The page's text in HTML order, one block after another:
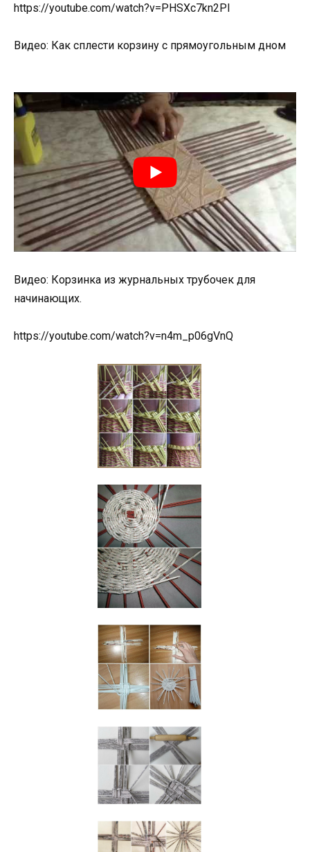
https://youtube.com/watch?v=PHSXc7kn2PI
Видео: Как сплести корзину с прямоугольным дном
Видео: Корзинка из журнальных трубочек для
начинающих.
https://youtube.com/watch?v=n4m_p06gVnQ